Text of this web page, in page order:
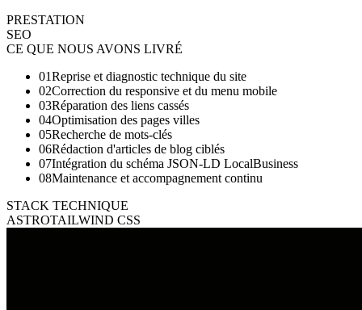
PRESTATION
SEO
CE QUE NOUS AVONS LIVRÉ
01Reprise et diagnostic technique du site
02Correction du responsive et du menu mobile
03Réparation des liens cassés
04Optimisation des pages villes
05Recherche de mots-clés
06Rédaction d'articles de blog ciblés
07Intégration du schéma JSON-LD LocalBusiness
08Maintenance et accompagnement continu
STACK TECHNIQUE
ASTROTAILWIND CSS